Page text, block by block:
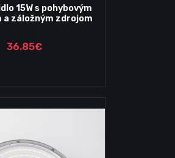
do košika
15W s pohybovým
a záložným zdrojom
36.85€